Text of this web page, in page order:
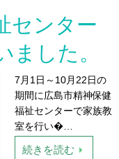
センター
ました。
7月1日～10月22日の
期間に広島市精神保健
福祉センターで家族教
室を行い�…
続きを読む